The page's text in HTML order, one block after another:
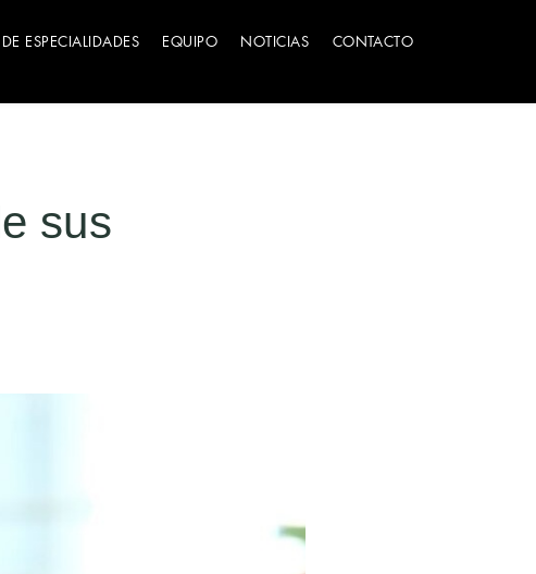
ESPECIALIDADES EQUIPO NOTICIAS CONTACTO
sus